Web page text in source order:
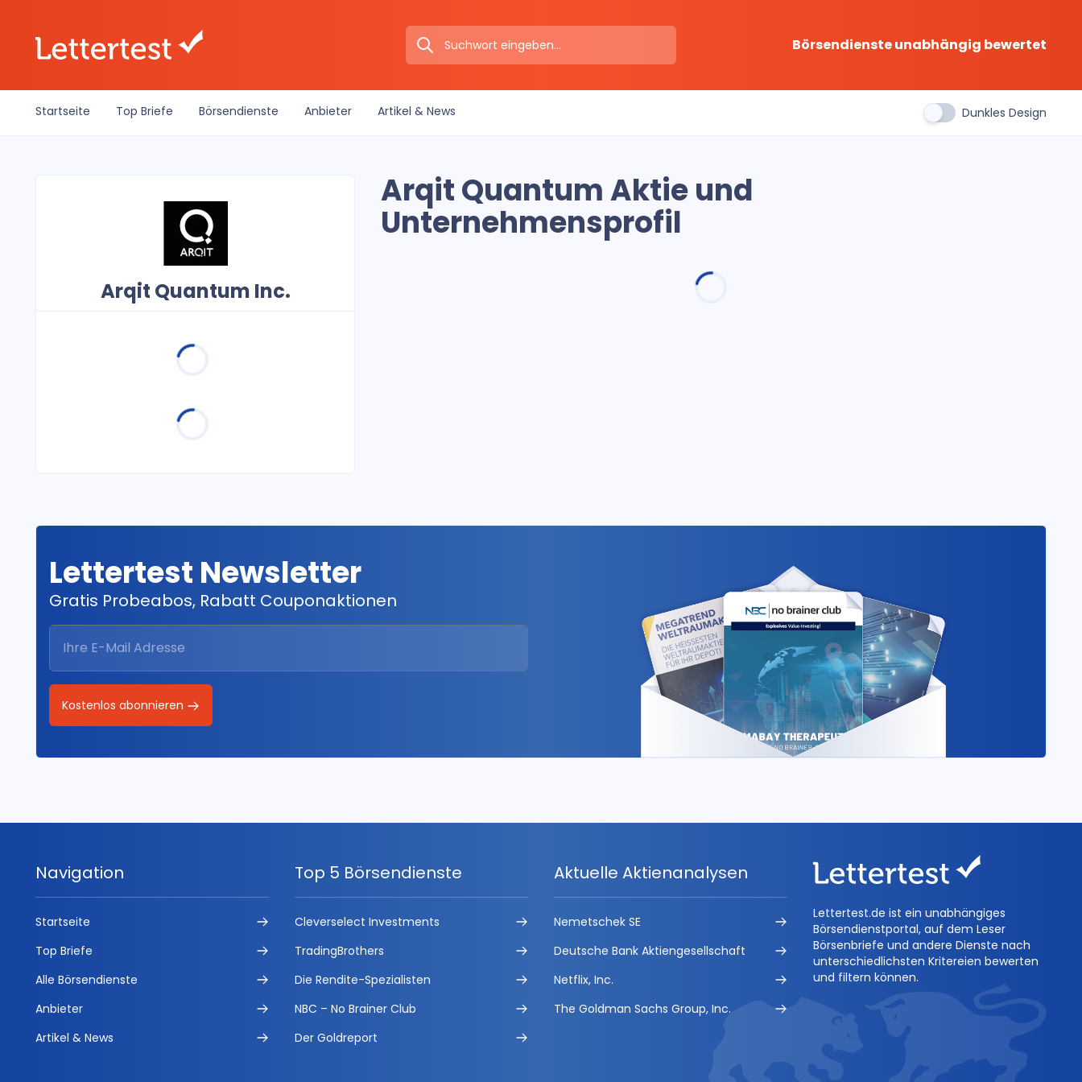
Börsendienste unabhängig bewertet
Startseite Top Briefe Börsendienste Anbieter Artikel & News Dunkles Design
Arqit Quantum Inc.
Arqit Quantum Aktie und
Unternehmensprofil
Lettertest Newsletter
Gratis Probeabos, Rabatt Couponaktionen
Kostenlos abonnieren
Navigation
Startseite
Top Briefe
Alle Börsendienste
Anbieter
Artikel & News
Top 5 Börsendienste
Cleverselect Investments
TradingBrothers
Die Rendite-Spezialisten
NBC – No Brainer Club
Der Goldreport
Aktuelle Aktienanalysen
Nemetschek SE
Deutsche Bank Aktiengesellschaft
Netflix, Inc.
The Goldman Sachs Group, Inc.
Lettertest.de ist ein unabhängiges
Börsendienstportal, auf dem Leser
Börsenbriefe und andere Dienste nach
unterschiedlichsten Kritereien bewerten
und filtern können.